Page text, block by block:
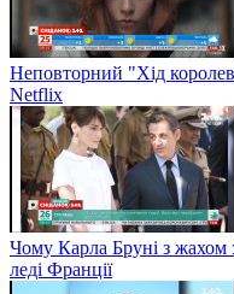
Неповторний "Хід
Netflix
Чому Карла Бруні з жахом
леді Франції